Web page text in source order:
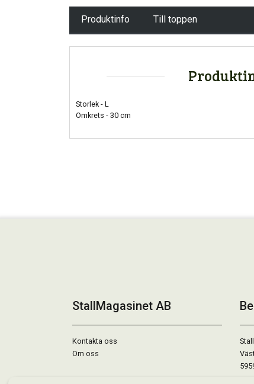
Produktinfo Till toppen
Storlek - L
Omkrets - 30 cm
StallMagasinet AB
Kontakta oss
Om oss